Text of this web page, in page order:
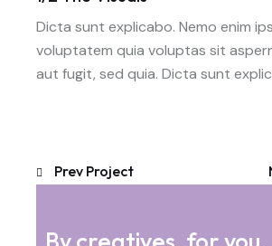
Dicta sunt explicabo. Nemo enim
voluptatem quia voluptas sit
aut fugit, sed quia. Dicta sunt
Prev Project